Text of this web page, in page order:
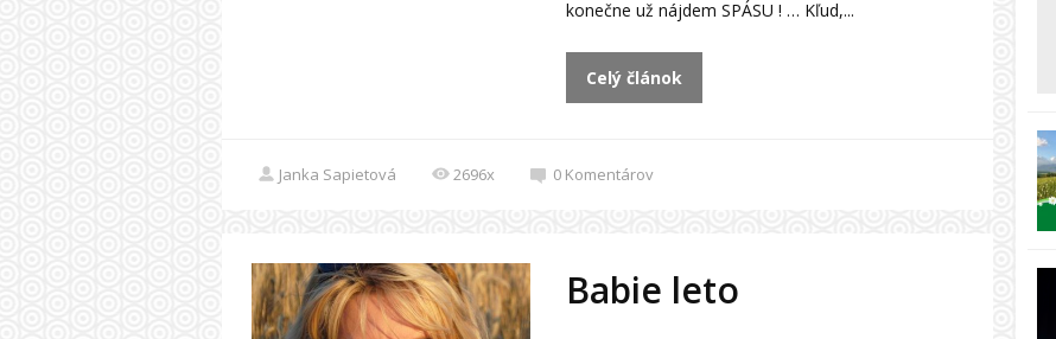
konečne už nájdem SPÁSU ! … Kľud,...
Celý článok
Janka Sapietová 2696x 0 Komentárov
Babie leto